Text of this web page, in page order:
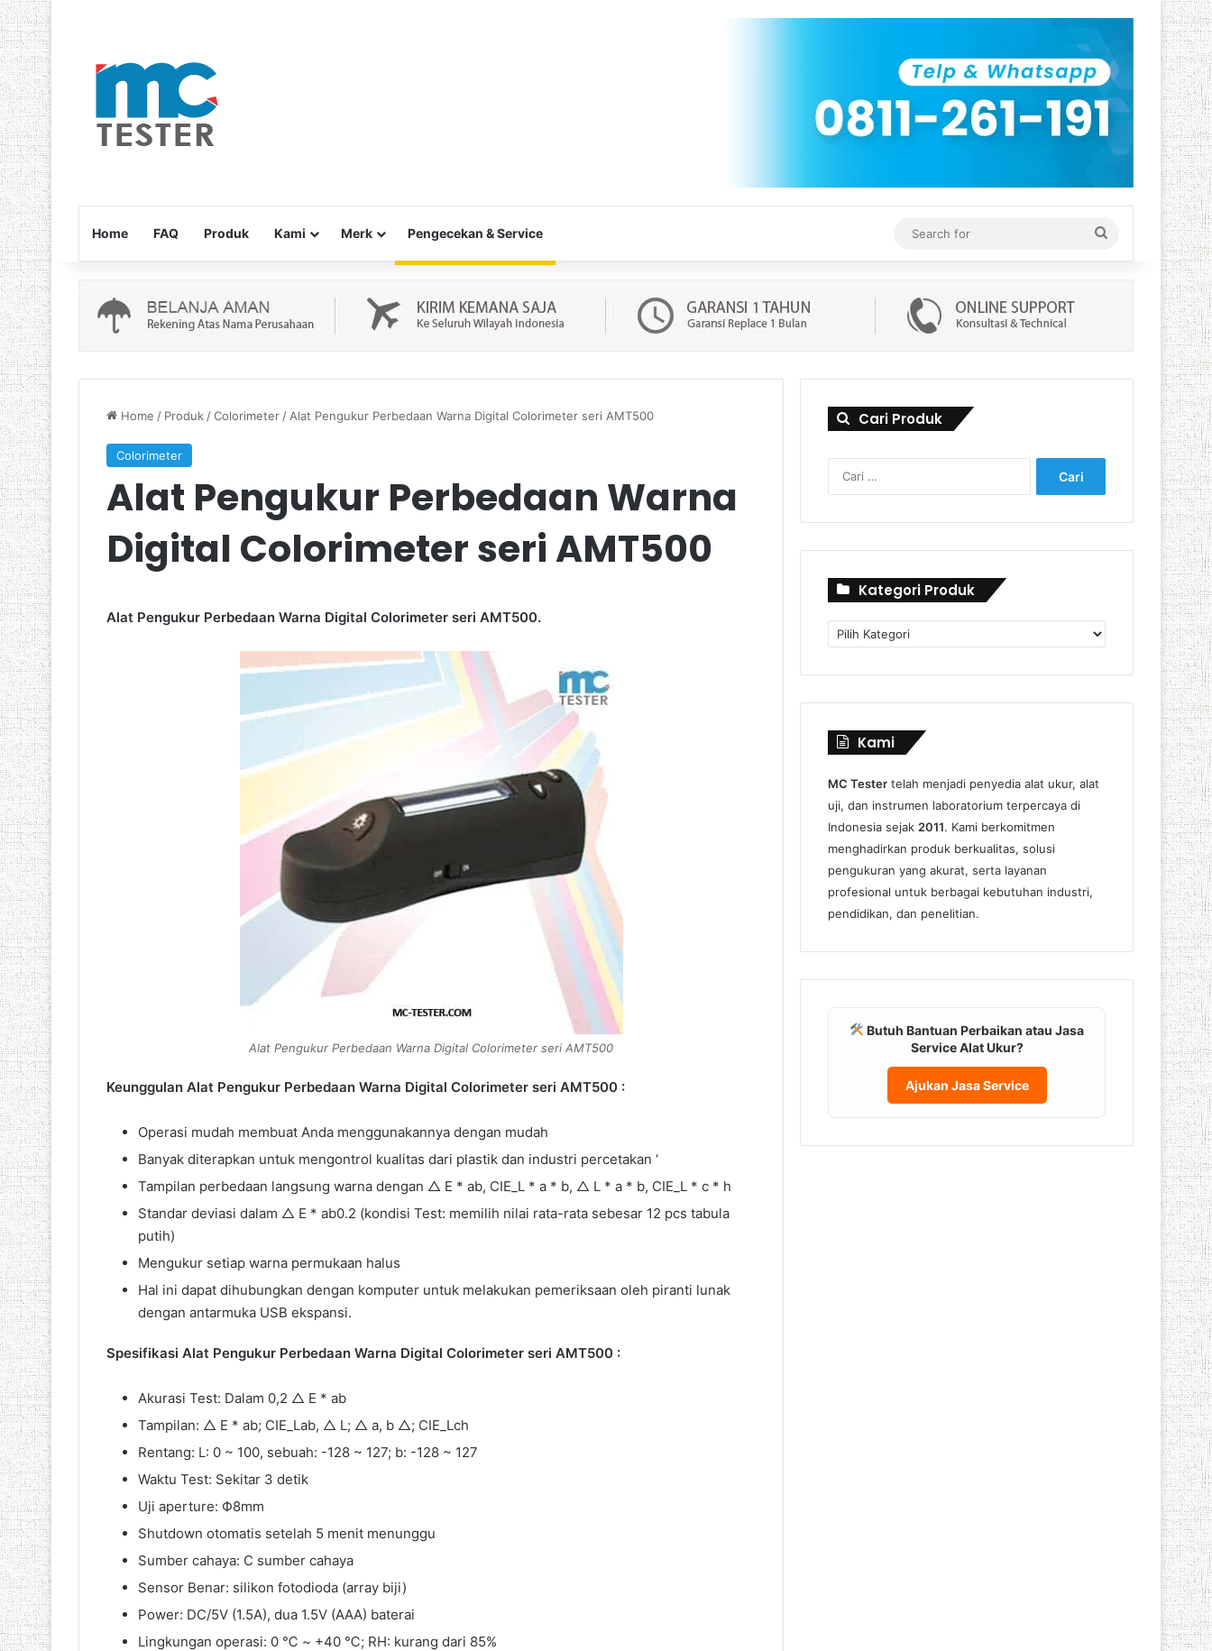
Home FAQ Produk Kami Merk Pengecekan & Service
for
Home / Produk /Colorimeter / Alat Pengukur Perbedaan Warna Digital Colorimeter seri AMT500
Colorimeter
Alat Pengukur Perbedaan Warna
Digital Colorimeter seri AMT500
Alat Pengukur Perbedaan Warna Digital Colorimeter seri AMT500.
Alat Pengukur Perbedaan Warna Digital Colorimeter seri AMT500
Keunggulan Alat Pengukur Perbedaan Warna Digital Colorimeter seri AMT500 :
Operasi mudah membuat Anda menggunakannya dengan mudah
Banyak diterapkan untuk mengontrol kualitas dari plastik dan industri percetakan ‘
Tampilan perbedaan langsung warna dengan △ E * ab, CIE_L * a * b, △ L * a * b, CIE_L * c * h
Standar deviasi dalam △ E * ab0.2 (kondisi Test: memilih nilai rata-rata sebesar 12 pcs tabula
putih)
Mengukur setiap warna permukaan halus
Hal ini dapat dihubungkan dengan komputer untuk melakukan pemeriksaan oleh piranti lunak
dengan antarmuka USB ekspansi.
Spesifikasi Alat Pengukur Perbedaan Warna Digital Colorimeter seri AMT500 :
Akurasi Test: Dalam 0,2 △ E * ab
Tampilan: △ E * ab; CIE_Lab, △ L; △ a, b △; CIE_Lch
Rentang: L: 0 ~ 100, sebuah: -128 ~ 127; b: -128 ~ 127
Waktu Test: Sekitar 3 detik
Uji aperture: Ф8mm
Shutdown otomatis setelah 5 menit menunggu
Sumber cahaya: C sumber cahaya
Sensor Benar: silikon fotodioda (array biji)
Power: DC/5V (1.5A), dua 1.5V (AAA) baterai
Lingkungan operasi: 0 ℃ ~ +40 ℃; RH: kurang dari 85%
Cari Produk
untuk:
Kategori Produk
Kategori
Produk
Kami
MC Tester telah menjadi penyedia alat ukur, alat
uji, dan instrumen laboratorium terpercaya di
Indonesia sejak 2011. Kami berkomitmen
menghadirkan produk berkualitas, solusi
pengukuran yang akurat, serta layanan
profesional untuk berbagai kebutuhan industri,
pendidikan, dan penelitian.
Butuh Bantuan Perbaikan atau Jasa
Service Alat Ukur?
Ajukan Jasa Service